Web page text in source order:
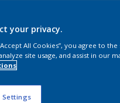
produits
résultats pour vous
your privacy.
All Cookies”, you agree to
site usage, and assist in our
Settings